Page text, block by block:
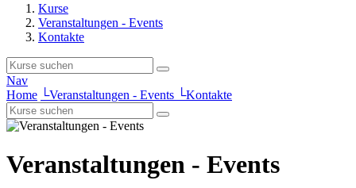
Kurse
Veranstaltungen - Events
Kontakte
Nav
Home └Veranstaltungen - Events └Kontakte
Veranstaltungen - Events